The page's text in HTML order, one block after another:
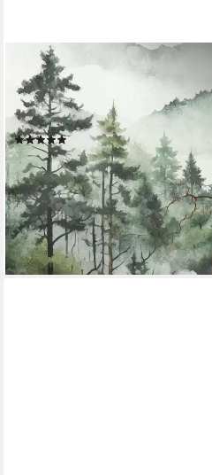
LIVING WALLS
Fototapete THE WALL III
Wald, glatt, matt, (1 St),
Küche Wohnzimmer Landschaft
(3)
ab 49,35 € UVP107,95 €
-54%
lieferbar - in 2-3 Werktagen bei dir